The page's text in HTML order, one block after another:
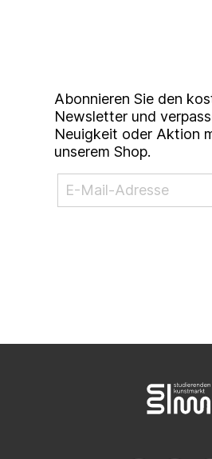
Abonnieren Sie den
Newsletter und
Neuigkeit oder Aktion
unserem Shop.